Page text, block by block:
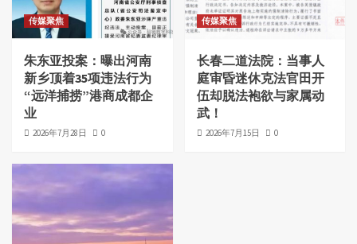
传媒聚焦
朱东亚投案：曝出河南
新乡顶着35项违法行为
“远洋捕捞”港商成都企
业
2026年7月28日 0
传媒聚焦
长春二道法院：当事人
庭审昏迷休克法官田开
伍却脱法袍欲与家属动
武！
2026年7月15日 0